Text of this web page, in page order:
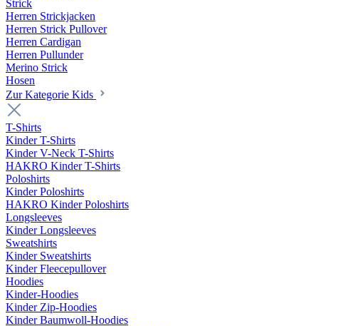
Strick
Herren Strickjacken
Herren Strick Pullover
Herren Cardigan
Herren Pullunder
Merino Strick
Hosen
Zur Kategorie Kids
T-Shirts
Kinder T-Shirts
Kinder V-Neck T-Shirts
HAKRO Kinder T-Shirts
Poloshirts
Kinder Poloshirts
HAKRO Kinder Poloshirts
Longsleeves
Kinder Longsleeves
Sweatshirts
Kinder Sweatshirts
Kinder Fleecepullover
Hoodies
Kinder-Hoodies
Kinder Zip-Hoodies
Kinder Baumwoll-Hoodies